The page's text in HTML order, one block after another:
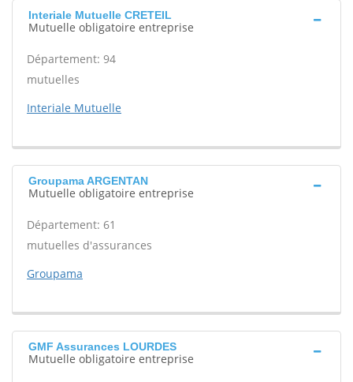
Interiale Mutuelle CRETEIL
Mutuelle obligatoire entreprise
Département: 94
mutuelles
Interiale Mutuelle
Groupama ARGENTAN
Mutuelle obligatoire entreprise
Département: 61
mutuelles d'assurances
Groupama
GMF Assurances LOURDES
Mutuelle obligatoire entreprise